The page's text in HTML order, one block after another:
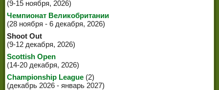
(9-15 ноября, 2026)
Чемпионат Великобритании
(28 ноября - 6 декабря, 2026)
Shoot Out
(9-12 декабря, 2026)
Scottish Open
(14-20 декабря, 2026)
Championship League (2)
(декабрь 2026 - январь 2027)